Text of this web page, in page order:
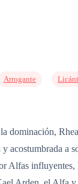
Arrogante
dominación,
a
Alfas